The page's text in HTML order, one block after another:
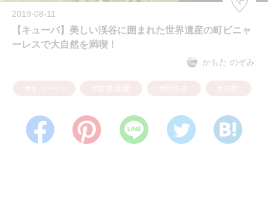
2019-08-11
【キューバ】美しい渓谷に囲まれた世界遺産の町ビニャ
ーレスで大自然を満喫！
かもた のぞみ